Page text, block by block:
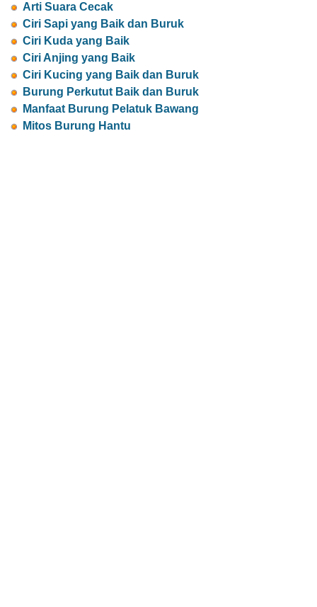
Arti Suara Cecak
Ciri Sapi yang Baik dan Buruk
Ciri Kuda yang Baik
Ciri Anjing yang Baik
Ciri Kucing yang Baik dan Buruk
Burung Perkutut Baik dan Buruk
Manfaat Burung Pelatuk Bawang
Mitos Burung Hantu